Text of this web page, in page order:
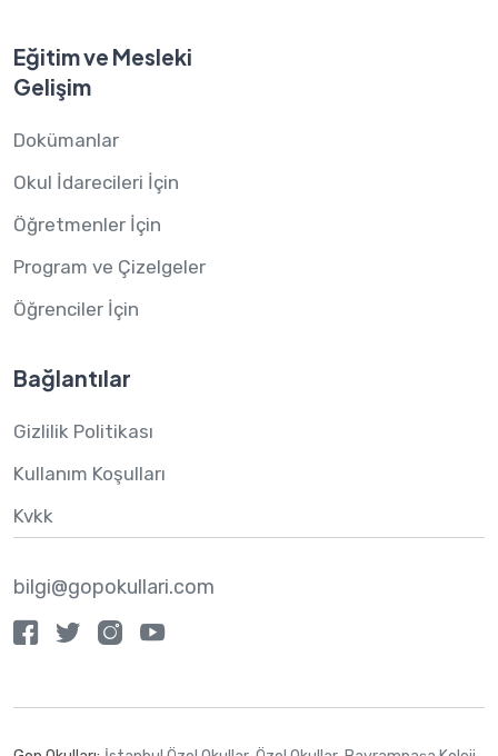
Eğitim ve Mesleki
Gelişim
Dokümanlar
Okul İdarecileri İçin
Öğretmenler İçin
Program ve Çizelgeler
Öğrenciler İçin
Bağlantılar
Gizlilik Politikası
Kullanım Koşulları
Kvkk
bilgi@gopokullari.com